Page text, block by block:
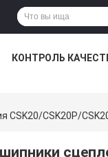
КОНТРОЛЬ
CSK20P/